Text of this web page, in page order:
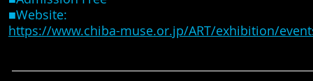
■Website:
https://www.chiba-muse.or.jp/ART/exhibition/